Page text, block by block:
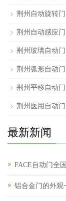
荆州自动旋转门
荆州自动感应门
荆州玻璃自动门
荆州弧形自动门
荆州平移自动门
荆州医用自动门
最新新闻
FACE自动门全
铝合金门的外观